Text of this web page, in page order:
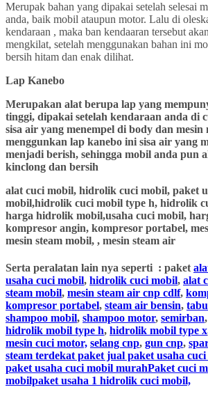
Merupak bahan yang dipakai setelah selesai
anda, baik mobil ataupun motor. Lalu di
kendaraan , maka ban kendaaran tersebut
mengkilat, setelah menggunakan bahan ini
bersih hitam dan enak dilihat.
Lap Kanebo
Merupakan alat berupa lap yang
tinggi, dipakai setelah kendaraan anda di
sisa air yang menempel di body dan mesin
menggunkan lap kanebo ini sisa air yang
menjadi berish, sehingga mobil anda pun
kinclong dan bersih
alat cuci mobil, hidrolik cuci mobil, paket
mobil,hidrolik cuci mobil type h, hidrolik
harga hidrolik mobil,usaha cuci mobil,
kompresor angin, kompresor portabel,
mesin steam mobil, , mesin steam air
Serta peralatan lain nya seperti : paket
usaha cuci mobil, hidrolik cuci mobil, alat
steam mobil, mesin steam air cnp cdlf,
kompresor portabel, steam air bensin,
shampoo mobil, shampoo motor, semirban,
hidrolik mobil type h, hidrolik mobil type x
mesin cuci motor, selang cnp, gun cnp,
steam terdekat paket jual paket usaha
paket usaha cuci mobil murahPaket cuci
mobilpaket usaha 1 hidrolik cuci mobil,